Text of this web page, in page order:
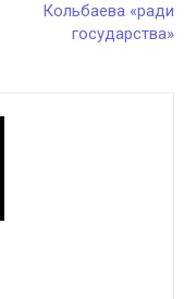
Кольбаева «ради
государства»